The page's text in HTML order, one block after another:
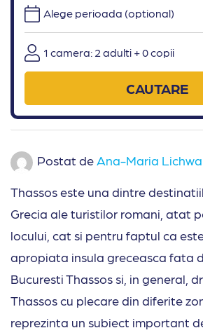
Alege perioada (optional)
1 camera: 2 adulti + 0 copii
CAUTARE
Postat de Ana-Maria
Thassos este una dintre
Grecia ale turistilor romani, atat
locului, cat si pentru faptul ca
apropiata insula greceasca fata
Bucuresti Thassos si, in general,
Thassos cu plecare din diferite
reprezinta un subiect important